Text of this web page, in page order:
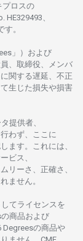
プロスの
HE329493、
。
」） および
、取締役、メンバ
関する遅延、不正
生じた損失や損害
提供者、
行わず、
ここに
ます。
これには、
ビス、
リーさ、正確さ、
れません。
てライセンスを
の商品および
Degreesの商品や